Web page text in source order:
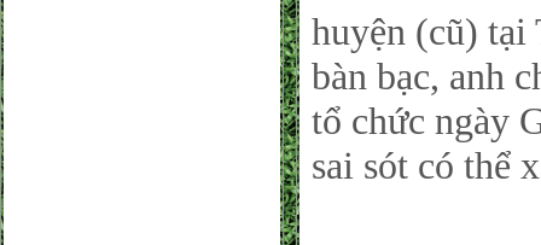
huyện (cũ) tại
bàn bạc, anh
tổ chức ngày
sai sót có thể